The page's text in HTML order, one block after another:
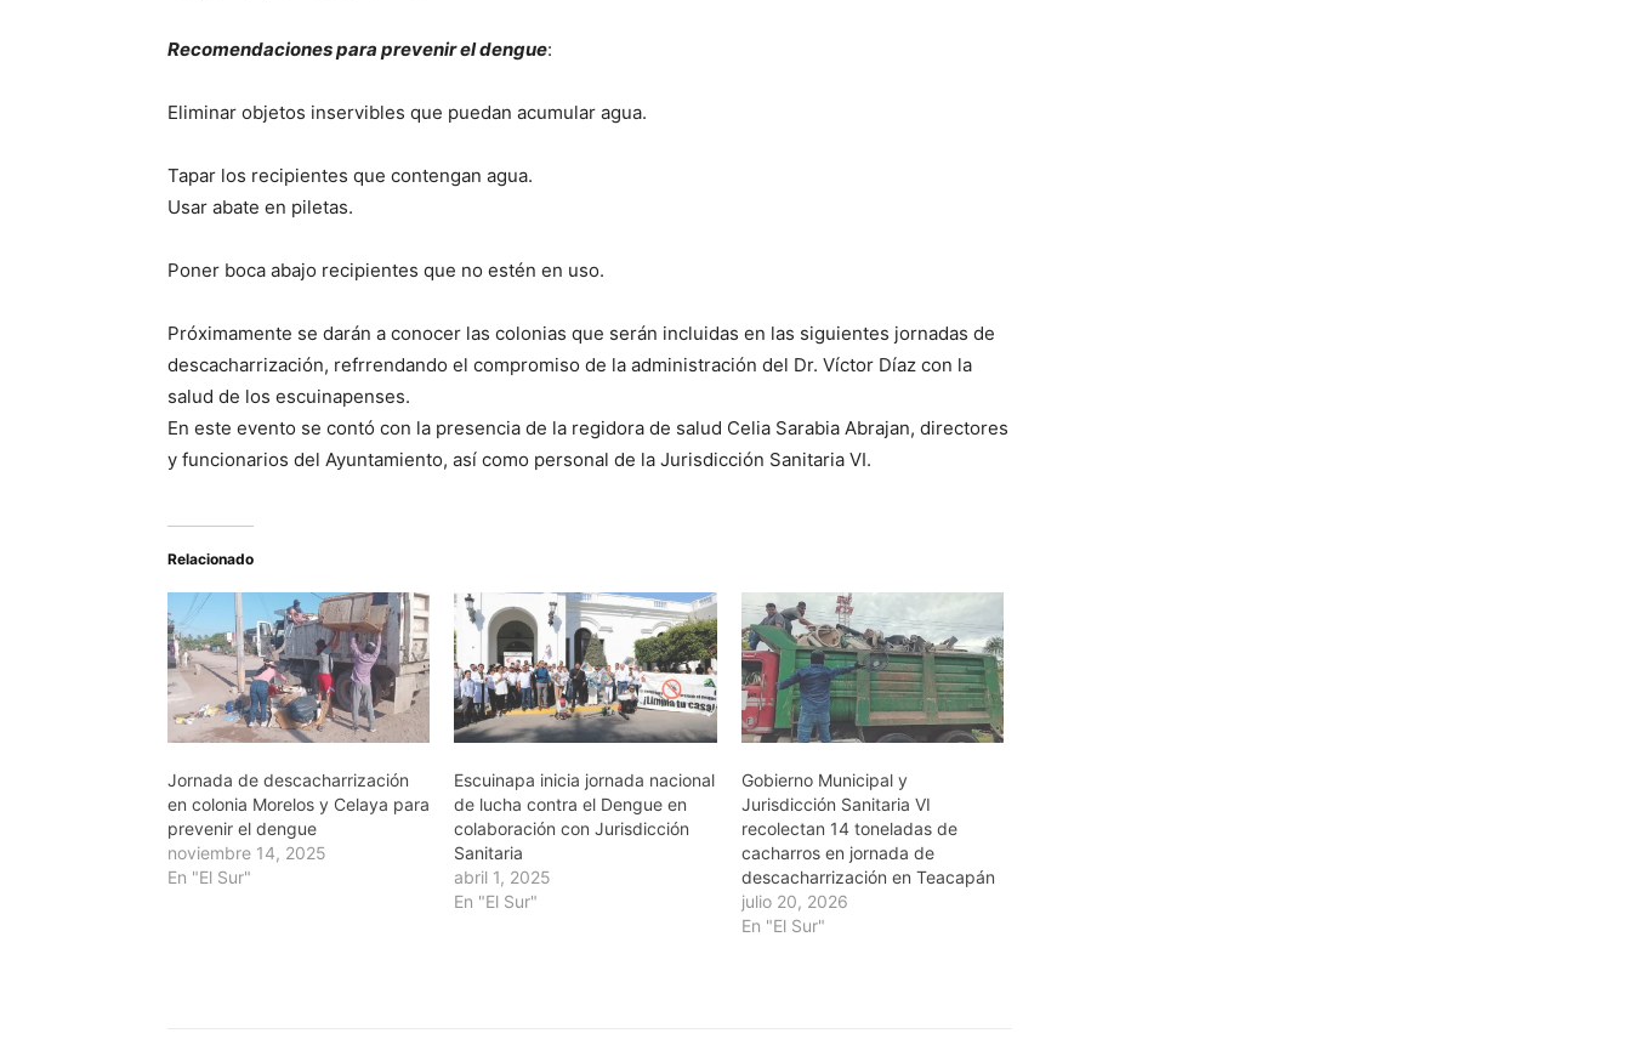
Recomendaciones para prevenir el dengue:
Eliminar objetos inservibles que puedan acumular agua.
Tapar los recipientes que contengan agua.
Usar abate en piletas.
Poner boca abajo recipientes que no estén en uso.
Próximamente se darán a conocer las colonias que serán incluidas en las siguientes jornadas de
descacharrización, refrrendando el compromiso de la administración del Dr. Víctor Díaz con la
salud de los escuinapenses.
En este evento se contó con la presencia de la regidora de salud Celia Sarabia Abrajan, directores
y funcionarios del Ayuntamiento, así como personal de la Jurisdicción Sanitaria VI.
Relacionado
Jornada de descacharrización
en colonia Morelos y Celaya para
prevenir el dengue
noviembre 14, 2025
En "El Sur"
Escuinapa inicia jornada nacional
de lucha contra el Dengue en
colaboración con Jurisdicción
Sanitaria
abril 1, 2025
En "El Sur"
Gobierno Municipal y
Jurisdicción Sanitaria VI
recolectan 14 toneladas de
cacharros en jornada de
descacharrización en Teacapán
julio 20, 2026
En "El Sur"